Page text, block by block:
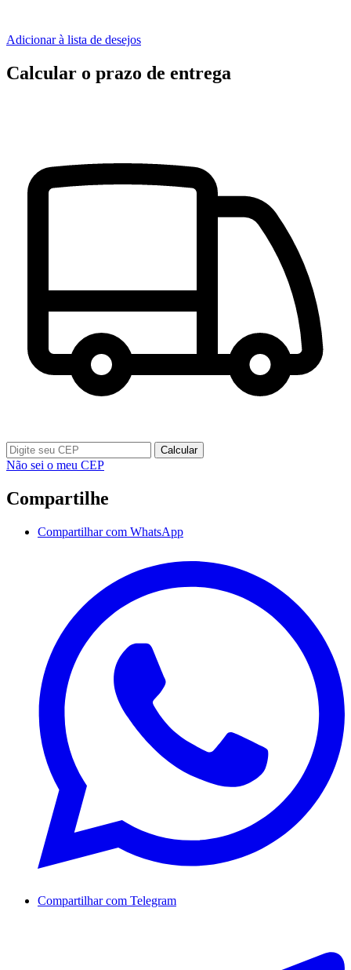
Adicionar à lista de desejos
Calcular o prazo de entrega
Calcular
Não sei o meu CEP
Compartilhe
Compartilhar com WhatsApp
Compartilhar com Telegram